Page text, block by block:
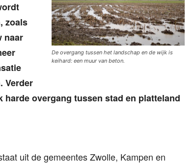
De overgang tussen het landschap en de wijk is
keihard: een muur van beton.
zoals
naar
Verder
overgang tussen stad en platteland
uit de gemeentes Zwolle, Kampen en